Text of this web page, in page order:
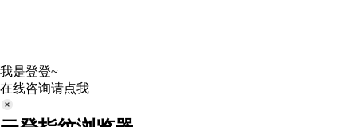
我是登登~
在线咨询请点我